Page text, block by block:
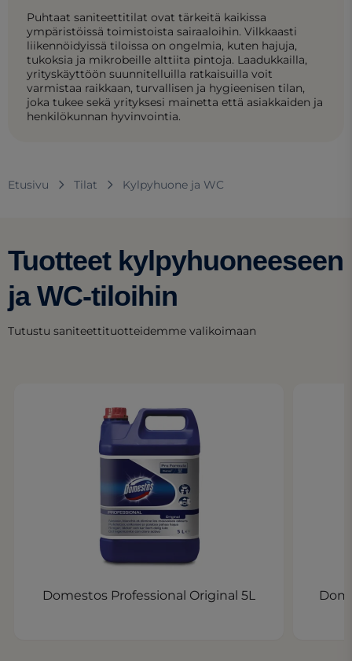
Puhtaat saniteettitilat ovat tärkeitä kaikissa
ympäristöissä toimistoista sairaaloihin. Vilkkaasti
liikennöidyissä tiloissa on ongelmia, kuten hajuja,
tukoksia ja mikrobeille alttiita pintoja. Laadukkailla,
yrityskäyttöön suunnitelluilla ratkaisuilla voit
varmistaa raikkaan, turvallisen ja hygieenisen tilan,
joka tukee sekä yrityksesi mainetta että asiakkaiden ja
henkilökunnan hyvinvointia.
Etusivu Tilat Kylpyhuone ja WC
Tuotteet kylpyhuoneeseen
ja WC-tiloihin
Tutustu saniteettituotteidemme valikoimaan
Domestos Professional Original 5L